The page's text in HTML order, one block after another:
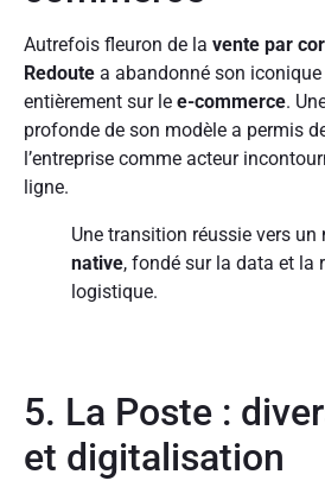
Autrefois fleuron de la vente par
Redoute a abandonné son
entièrement sur le e-commerce.
profonde de son modèle a permis
l’entreprise comme acteur
ligne.
Une transition réussie vers un
native, fondé sur la data et la
logistique.
5. La Poste :
et digitalisation